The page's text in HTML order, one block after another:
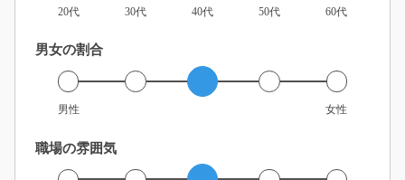
20代 30代 40代 50代 60代
男女の割合
男性 女性
職場の雰囲気